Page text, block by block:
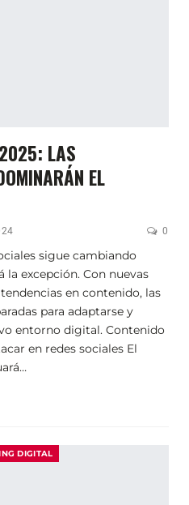
LAS
EL
0
sigue cambiando
la excepción. Con nuevas
en contenido, las
para adaptarse y
entorno digital. Contenido
en redes sociales El
DIGITAL